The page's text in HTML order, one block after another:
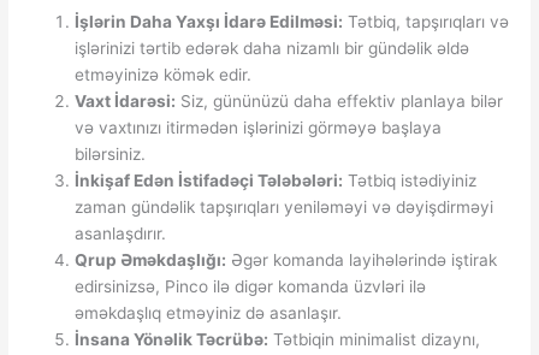
İşlərin Daha Yaxşı İdarə Edilməsi: Tətbiq, tapşırıqları və
işlərinizi tərtib edərək daha nizamlı bir gündəlik əldə
etməyinizə kömək edir.
Vaxt İdarəsi: Siz, gününüzü daha effektiv planlaya bilər
və vaxtınızı itirmədən işlərinizi görməyə başlaya
bilərsiniz.
İnkişaf Edən İstifadəçi Tələbələri: Tətbiq istədiyiniz
zaman gündəlik tapşırıqları yeniləməyi və dəyişdirməyi
asanlaşdırır.
Qrup Əməkdaşlığı: Əgər komanda layihələrində iştirak
edirsinizsə, Pinco ilə digər komanda üzvləri ilə
əməkdaşlıq etməyiniz də asanlaşır.
İnsana Yönəlik Təcrübə: Tətbiqin minimalist dizaynı,